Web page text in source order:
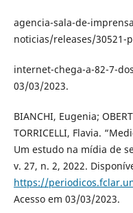
agencia-sala-de-
noticias/releases/30521-
internet-chega-a-82-7-
03/03/2023.
BIANCHI, Eugenia;
TORRICELLI, Flavia.
Um estudo na mídia de
v. 27, n. 2, 2022.
https://
Acesso em 03/03/2023.